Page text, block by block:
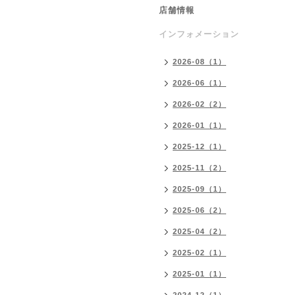
店舗情報
インフォメーション
2026-08（1）
2026-06（1）
2026-02（2）
2026-01（1）
2025-12（1）
2025-11（2）
2025-09（1）
2025-06（2）
2025-04（2）
2025-02（1）
2025-01（1）